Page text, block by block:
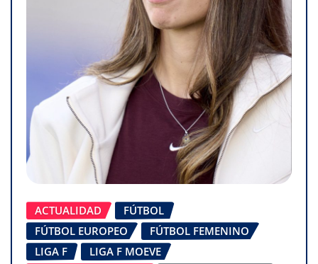
ACTUALIDAD
FÚTBOL
FÚTBOL EUROPEO
FÚTBOL FEMENINO
LIGA F
LIGA F MOEVE